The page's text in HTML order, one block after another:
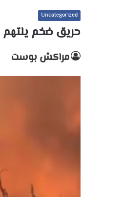
Uncategorized
حريق ضخم
مراكش بوست